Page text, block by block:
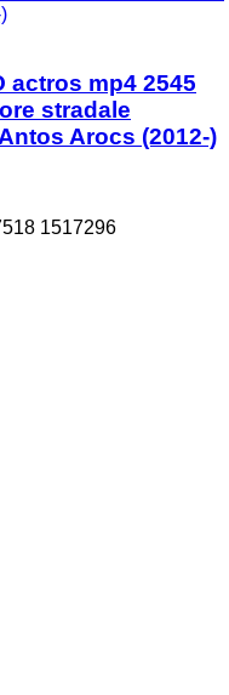
actros mp4 2545
stradale
Arocs (2012-)
1517296